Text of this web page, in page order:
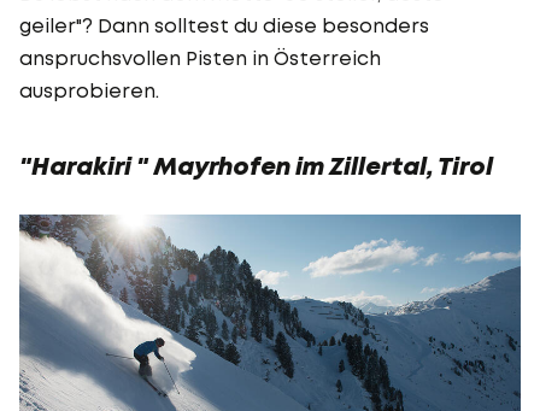
geiler"? Dann solltest du diese besonders
anspruchsvollen Pisten in Österreich
ausprobieren.
"Harakiri " Mayrhofen im Zillertal, Tirol